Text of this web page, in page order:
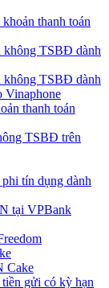
thanh toán
không TSBĐ dành
không TSBĐ dành
Vinaphone
thanh toán
TSBĐ trên
tín dụng dành
tại VPBank
Cake
gửi có kỳ hạn